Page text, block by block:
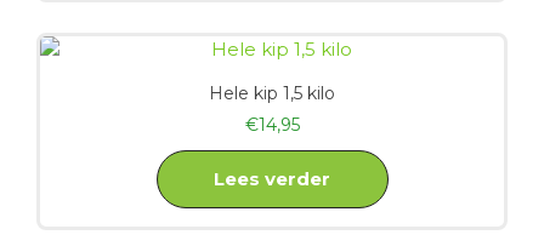
Hele kip 1,5 kilo
€14,95
Lees verder